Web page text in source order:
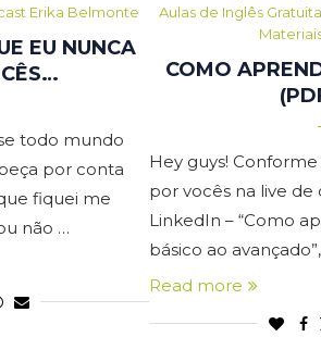
Erika Belmonte
EU NUNCA
todo mundo
por conta
fiquei me
não …
Aulas de Inglês
COMO
Hey guys!
por vocês na live de
LinkedIn – “Como
básico ao
Read more